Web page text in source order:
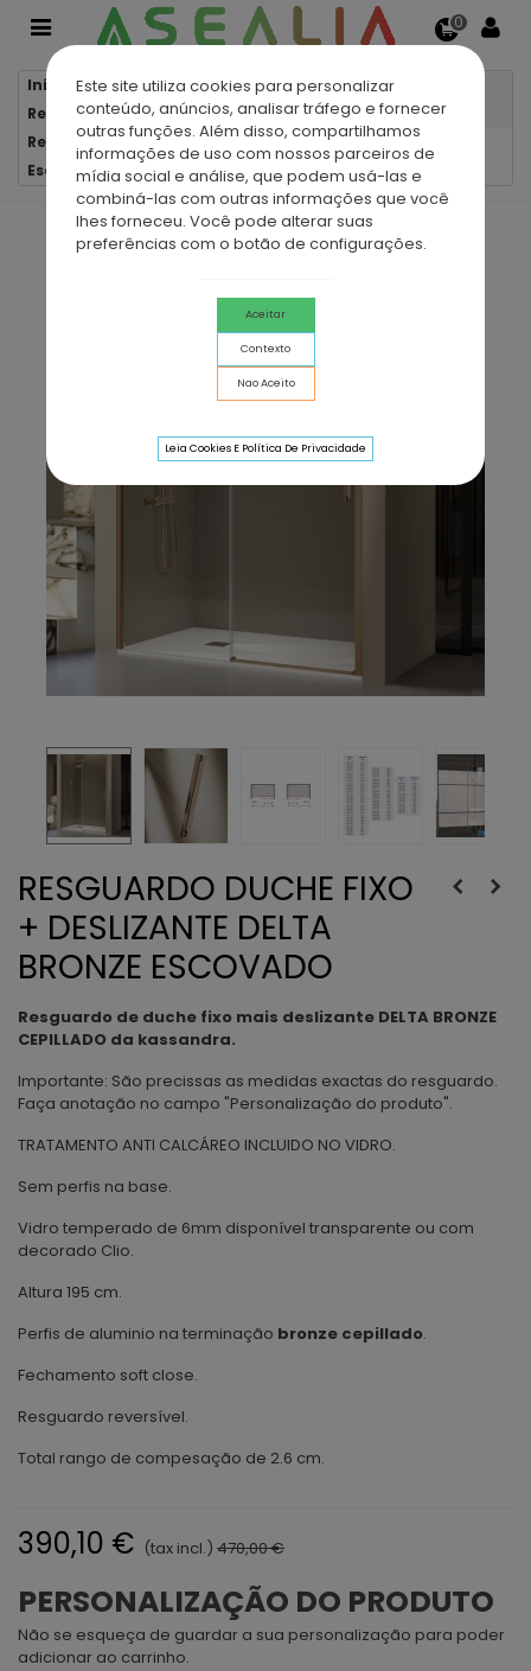
Este site utiliza cookies para personalizar
conteúdo, anúncios, analisar tráfego e fornecer
outras funções. Além disso, compartilhamos
informações de uso com nossos parceiros de
mídia social e análise, que podem usá-las e
combiná-las com outras informações que você
lhes forneceu. Você pode alterar suas
preferências com o botão de configurações.
Aceitar
Contexto
Nao Aceito
Leia Cookies E Política De Privacidade
0
Início
Resguardos e Cabines Duche-Banho
Resguardos 1 Fixo + 1 Deslizante
Resguardo duche fixo + deslizante DELTA Bronze
Escovado
RESGUARDO DUCHE FIXO
+ DESLIZANTE DELTA
BRONZE ESCOVADO
Resguardo de duche fixo mais deslizante DELTA BRONZE
CEPILLADO da kassandra.
Importante: São precissas as medidas exactas do resguardo.
Faça anotação no campo "Personalização do produto".
TRATAMENTO ANTI CALCÁREO INCLUIDO NO VIDRO.
Sem perfis na base.
Vidro temperado de 6mm disponível transparente ou com
decorado Clio.
Altura 195 cm.
Perfis de aluminio na terminação bronze cepillado.
Fechamento soft close.
Resguardo reversível.
Total rango de compesação de 2.6 cm.
390,10 € (tax incl.) 470,00 €
PERSONALIZAÇÃO DO PRODUTO
Não se esqueça de guardar a sua personalização para poder
adicionar ao carrinho.